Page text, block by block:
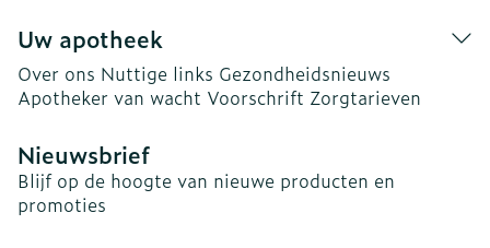
Uw apotheek
Over ons Nuttige links Gezondheidsnieuws
Apotheker van wacht Voorschrift Zorgtarieven
Nieuwsbrief
Blijf op de hoogte van nieuwe producten en
promoties